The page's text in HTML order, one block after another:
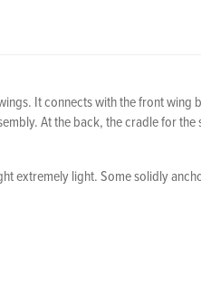
It connects with the front
At the back, the cradle for
extremely light. Some solidly
1280. Our carbon fuselages are